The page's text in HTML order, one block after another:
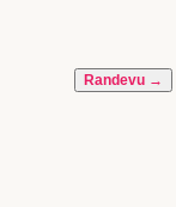
Randevu →